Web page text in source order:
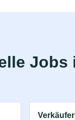
Jobs